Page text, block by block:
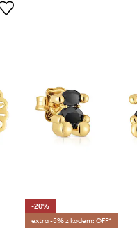
-20%
extra -5% z kodem: OFF*